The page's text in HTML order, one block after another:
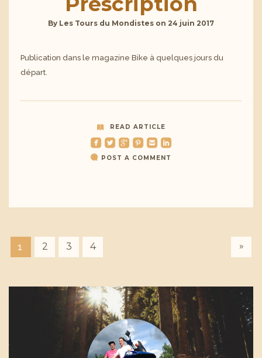
By Les Tours du Mondistes on 24 juin 2017
Publication dans le magazine Bike à quelques jours du
départ.
READ ARTICLE
roundedfacebook roundedtwitterbird roundedgoogleplus roundedpinterest roundedemail roundedlinkedin
POST A COMMENT
1 2 3 4 »